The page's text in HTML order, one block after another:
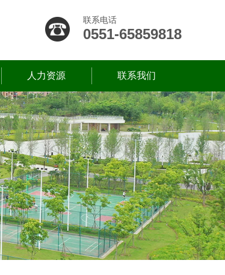
联系电话
0551-65859818
人力资源 联系我们